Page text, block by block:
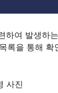
하여 발생하
록을 통해